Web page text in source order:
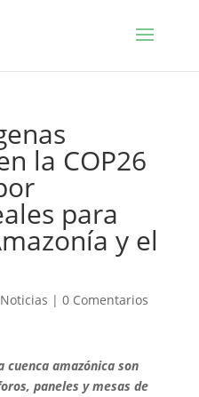
la COP26
para
y el
Noticias | 0 Comentarios
cuenca amazónica son
paneles y mesas de